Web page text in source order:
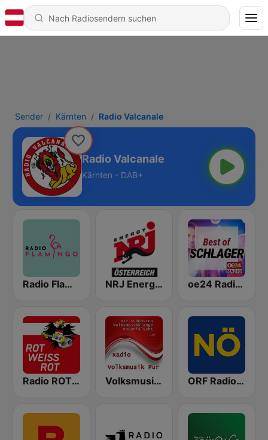
Sender Kärnten Radio Valcanale
Radio Valcanale
Kärnten - DAB+
Radio Flamingo NRJ Energy Osterreich oe24 Radio - Best of Schlager
Radio ROT WEISS ROT Volksmusik Pur ORF Radio Niederösterreich